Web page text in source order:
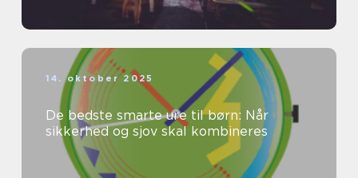
14. oktober 2025
De bedste smarte ure til børn: Når
sikkerhed og sjov skal kombineres